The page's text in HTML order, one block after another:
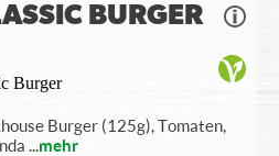
BURGER
Burger (125g), Tomaten,
...mehr